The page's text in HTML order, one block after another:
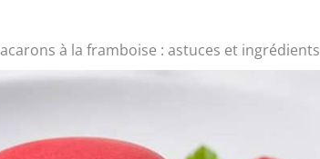
à la framboise : astuces et ingrédients